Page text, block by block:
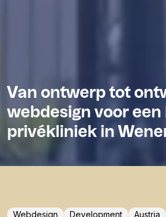
Van ontwerp tot
webdesign voor een
privékliniek in
Webdesign Development Austria